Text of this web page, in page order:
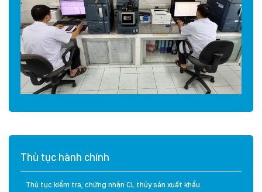
Thủ tục hành chính
Thủ tục kiểm tra, chứng nhận CL thủy sản xuất khẩu